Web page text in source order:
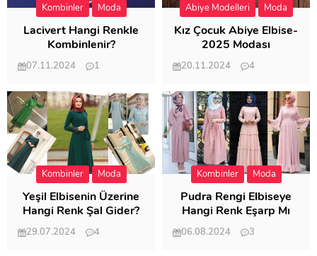
Kombinler Moda
Lacivert Hangi Renkle
Kombinlenir?
07.11.2024
1
Abiye Modelleri Moda
Kız Çocuk Abiye Elbise-
2025 Modası
20.11.2024
4
Kombinler Moda
Yeşil Elbisenin Üzerine
Hangi Renk Şal Gider?
29.07.2024
4
Kombinler Moda
Pudra Rengi Elbiseye
Hangi Renk Eşarp Mı
Dedi Birisi
06.08.2024
3